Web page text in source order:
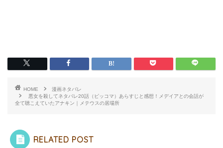
HOME
漫画ネタバレ
悪女を殺してネタバレ20話（ピッコマ）あらすじと感想！メデイアとの会話が
全て聴こえていたアナキン｜メテウスの居場所
RELATED POST